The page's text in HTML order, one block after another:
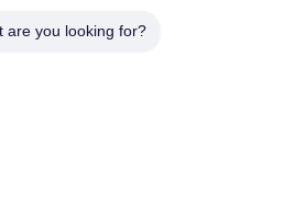
are you looking for?